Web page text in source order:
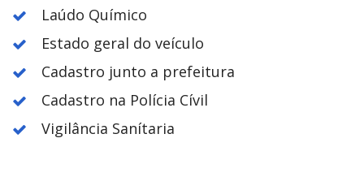
Laúdo Químico
Estado geral do veículo
Cadastro junto a prefeitura
Cadastro na Polícia Cívil
Vigilância Sanítaria